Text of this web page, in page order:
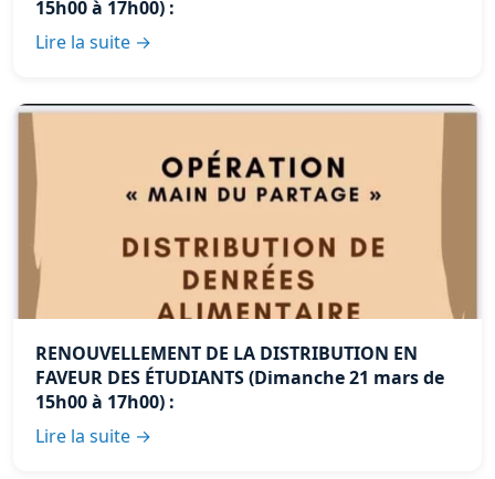
15h00 à 17h00) :
Lire la suite →
RENOUVELLEMENT DE LA DISTRIBUTION EN
FAVEUR DES ÉTUDIANTS (Dimanche 21 mars de
15h00 à 17h00) :
Lire la suite →